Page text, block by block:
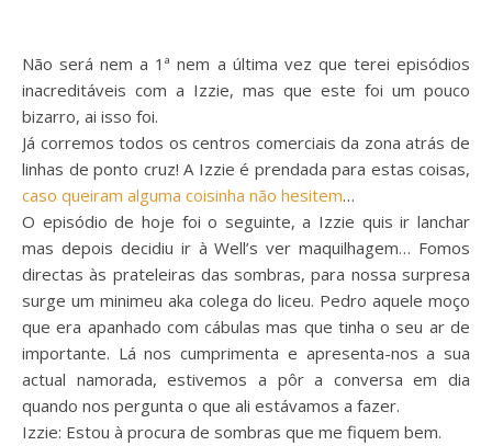
Não será nem a 1ª nem a última vez que terei episódios
inacreditáveis com a Izzie, mas que este foi um pouco
bizarro, ai isso foi.
Já corremos todos os centros comerciais da zona atrás de
linhas de ponto cruz! A Izzie é prendada para estas coisas,
caso queiram alguma coisinha não hesitem…
O episódio de hoje foi o seguinte, a Izzie quis ir lanchar
mas depois decidiu ir à Well’s ver maquilhagem… Fomos
directas às prateleiras das sombras, para nossa surpresa
surge um minimeu aka colega do liceu. Pedro aquele moço
que era apanhado com cábulas mas que tinha o seu ar de
importante. Lá nos cumprimenta e apresenta-nos a sua
actual namorada, estivemos a pôr a conversa em dia
quando nos pergunta o que ali estávamos a fazer.
Izzie: Estou à procura de sombras que me fiquem bem.